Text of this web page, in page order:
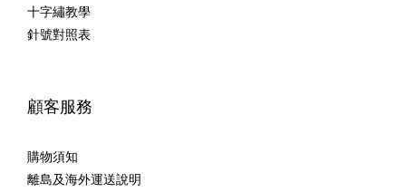
十字繡教學
針號對照表
顧客服務
購物須知
離島及海外運送說明